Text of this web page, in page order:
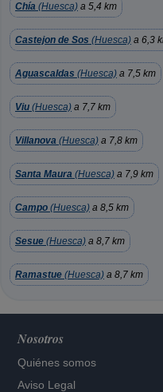
Chía (Huesca) a 5,4 km
Castejon de Sos (Huesca) a 6,3
Aguascaldas (Huesca) a 7,5 km
Viu (Huesca) a 7,7 km
Villanova (Huesca) a 7,8 km
Santa Maura (Huesca) a 7,9 km
Campo (Huesca) a 8,5 km
Sesue (Huesca) a 8,7 km
Ramastue (Huesca) a 8,7 km
Nosotros
Quiénes somos
Aviso Legal